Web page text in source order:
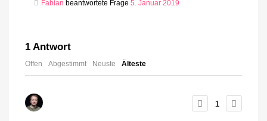
Fabian beantwortete Frage 5. Januar 2019
1 Antwort
Offen Abgestimmt Neuste Älteste
1